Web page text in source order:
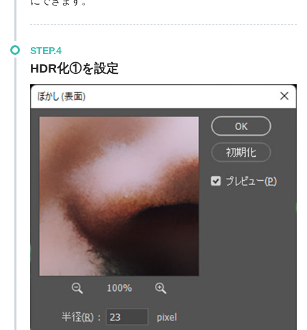
STEP.4
HDR化①を設定